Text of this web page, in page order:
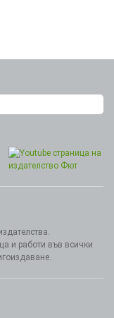
и работи във всички